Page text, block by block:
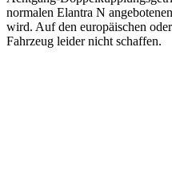
normalen Elantra N
wird. Auf den europäischen
Fahrzeug leider nicht schaffen.